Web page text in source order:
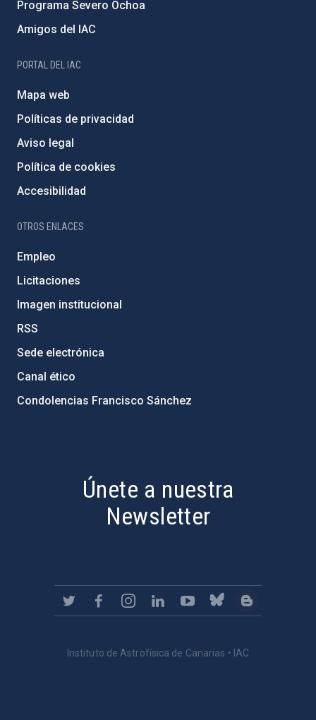
Programa Severo Ochoa
Amigos del IAC
PORTAL DEL IAC
Mapa web
Políticas de privacidad
Aviso legal
Política de cookies
Accesibilidad
OTROS ENLACES
Empleo
Licitaciones
Imagen institucional
RSS
Sede electrónica
Canal ético
Condolencias Francisco Sánchez
Únete a nuestra
Newsletter
Instituto de Astrofísica de Canarias • IAC